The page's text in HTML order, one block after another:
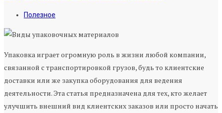
Полезное
Упаковка играет огромную роль в жизни любой компании,
связанной с транспортировкой грузов, будь то клиентские
доставки или же закупка оборудования для ведения
деятельности. Эта статья предназначена для тех, кто желает
улучшить внешний вид клиентских заказов или просто начать